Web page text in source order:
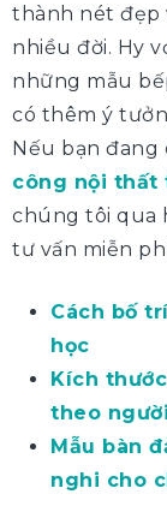
thành nét đẹp
nhiều đời. Hy
những mẫu
có thêm ý
Nếu bạn đang
công nội thất
chúng tôi qua
tư vấn miễn
Cách bố
học
Kích
theo
Mẫu bàn
nghi cho